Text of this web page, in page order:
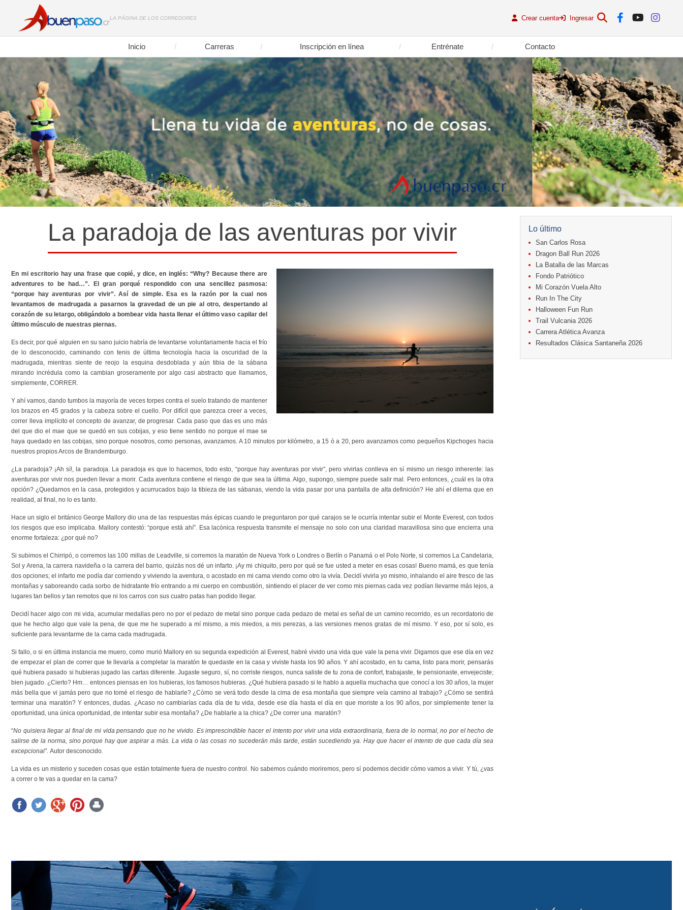
LA PÁGINA DE LOS CORREDORES Crear cuenta Ingresar
Inicio Carreras Inscripción en línea Entrénate Contacto
La paradoja de las aventuras por vivir
En mi escritorio hay una frase que copié, y dice, en inglés: “Why? Because there are
adventures to be had…”. El gran porqué respondido con una sencillez pasmosa:
“porque hay aventuras por vivir”. Así de simple. Esa es la razón por la cual nos
levantamos de madrugada a pasarnos la gravedad de un pie al otro, despertando al
corazón de su letargo, obligándolo a bombear vida hasta llenar el último vaso capilar del
último músculo de nuestras piernas.
Es decir, por qué alguien en su sano juicio habría de levantarse voluntariamente hacia el frío
de lo desconocido, caminando con tenis de última tecnología hacia la oscuridad de la
madrugada, mientras siente de reojo la esquina desdoblada y aún tibia de la sábana
mirando incrédula como la cambian groseramente por algo casi abstracto que llamamos,
simplemente, CORRER.
Y ahí vamos, dando tumbos la mayoría de veces torpes contra el suelo tratando de mantener
los brazos en 45 grados y la cabeza sobre el cuello. Por difícil que parezca creer a veces,
correr lleva implícito el concepto de avanzar, de progresar. Cada paso que das es uno más
del que dio el mae que se quedó en sus cobijas, y eso tiene sentido no porque el mae se
haya quedado en las cobijas, sino porque nosotros, como personas, avanzamos. A 10 minutos por kilómetro, a 15 ó a 20, pero avanzamos como pequeños Kipchoges hacia
nuestros propios Arcos de Brandemburgo.
¿La paradoja? ¡Ah sí!, la paradoja. La paradoja es que lo hacemos, todo esto, “porque hay aventuras por vivir”, pero vivirlas conlleva en sí mismo un riesgo inherente: las
aventuras por vivir nos pueden llevar a morir. Cada aventura contiene el riesgo de que sea la última. Algo, supongo, siempre puede salir mal. Pero entonces, ¿cuál es la otra
opción? ¿Quedarnos en la casa, protegidos y acurrucados bajo la tibieza de las sábanas, viendo la vida pasar por una pantalla de alta definición? He ahí el dilema que en
realidad, al final, no lo es tanto.
Hace un siglo el británico George Mallory dio una de las respuestas más épicas cuando le preguntaron por qué carajos se le ocurría intentar subir el Monte Everest, con todos
los riesgos que eso implicaba. Mallory contestó: “porque está ahí”. Esa lacónica respuesta transmite el mensaje no solo con una claridad maravillosa sino que encierra una
enorme fortaleza: ¿por qué no?
Si subimos el Chirripó, o corremos las 100 millas de Leadville, si corremos la maratón de Nueva York o Londres o Berlín o Panamá o el Polo Norte, si corremos La Candelaria,
Sol y Arena, la carrera navideña o la carrera del barrio, quizás nos dé un infarto. ¡Ay mi chiquito, pero por qué se fue usted a meter en esas cosas! Bueno mamá, es que tenía
dos opciones; el infarto me podía dar corriendo y viviendo la aventura, o acostado en mi cama viendo como otro la vivía. Decidí vivirla yo mismo, inhalando el aire fresco de las
montañas y saboreando cada sorbo de hidratante frío entrando a mi cuerpo en combustión, sintiendo el placer de ver como mis piernas cada vez podían llevarme más lejos, a
lugares tan bellos y tan remotos que ni los carros con sus cuatro patas han podido llegar.
Decidí hacer algo con mi vida, acumular medallas pero no por el pedazo de metal sino porque cada pedazo de metal es señal de un camino recorrido, es un recordatorio de
que he hecho algo que vale la pena, de que me he superado a mí mismo, a mis miedos, a mis perezas, a las versiones menos gratas de mí mismo. Y eso, por sí solo, es
suficiente para levantarme de la cama cada madrugada.
Si fallo, o si en última instancia me muero, como murió Mallory en su segunda expedición al Everest, habré vivido una vida que vale la pena vivir. Digamos que ese día en vez
de empezar el plan de correr que te llevaría a completar la maratón te quedaste en la casa y viviste hasta los 90 años. Y ahí acostado, en tu cama, listo para morir, pensarás
qué hubiera pasado si hubieras jugado las cartas diferente. Jugaste seguro, sí, no corriste riesgos, nunca saliste de tu zona de confort, trabajaste, te pensionaste, envejeciste;
bien jugado. ¿Cierto? Hm… entonces piensas en los hubieras, los famosos hubieras. ¿Qué hubiera pasado si le hablo a aquella muchacha que conocí a los 30 años, la mujer
más bella que vi jamás pero que no tomé el riesgo de hablarle? ¿Cómo se verá todo desde la cima de esa montaña que siempre veía camino al trabajo? ¿Cómo se sentirá
terminar una maratón? Y entonces, dudas. ¿Acaso no cambiarías cada día de tu vida, desde ese día hasta el día en que moriste a los 90 años, por simplemente tener la
oportunidad, una única oportunidad, de intentar subir esa montaña? ¿De hablarle a la chica? ¿De correr una maratón?
“No quisiera llegar al final de mi vida pensando que no he vivido. Es imprescindible hacer el intento por vivir una vida extraordinaria, fuera de lo normal, no por el hecho de
salirse de la norma, sino porque hay que aspirar a más. La vida o las cosas no sucederán más tarde, están sucediendo ya. Hay que hacer el intento de que cada día sea
excepcional”. Autor desconocido
La vida es un misterio y suceden cosas que están totalmente fuera de nuestro control. No sabemos cuándo moriremos, pero sí podemos decidir cómo vamos a vivir. Y tú, ¿vas
a correr o te vas a quedar en la cama?
Lo último
San Carlos Rosa
Dragon Ball Run 2026
La Batalla de las Marcas
Fondo Patriótico
Mi Corazón Vuela Alto
Run In The City
Halloween Fun Run
Trail Vulcania 2026
Carrera Atlética Avanza
Resultados Clásica Santaneña 2026